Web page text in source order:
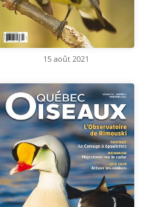
15 août 2021